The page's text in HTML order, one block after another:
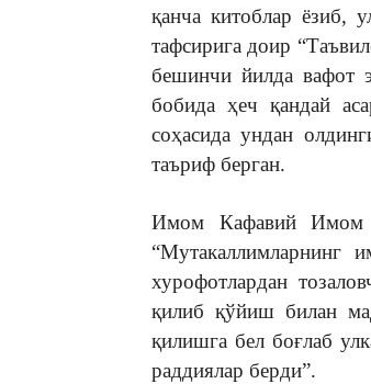
қанча китоблар ёзиб,
тафсирига доир
бешинчи йилда вафот
бобида ҳеч қандай
соҳасида ундан
таъриф берган.
Имом Кафавий Имом
“Мутакаллимларнинг
хурофотлардан
қилиб қўйиш билан
қилишга бел боғлаб
раддиялар берди”.